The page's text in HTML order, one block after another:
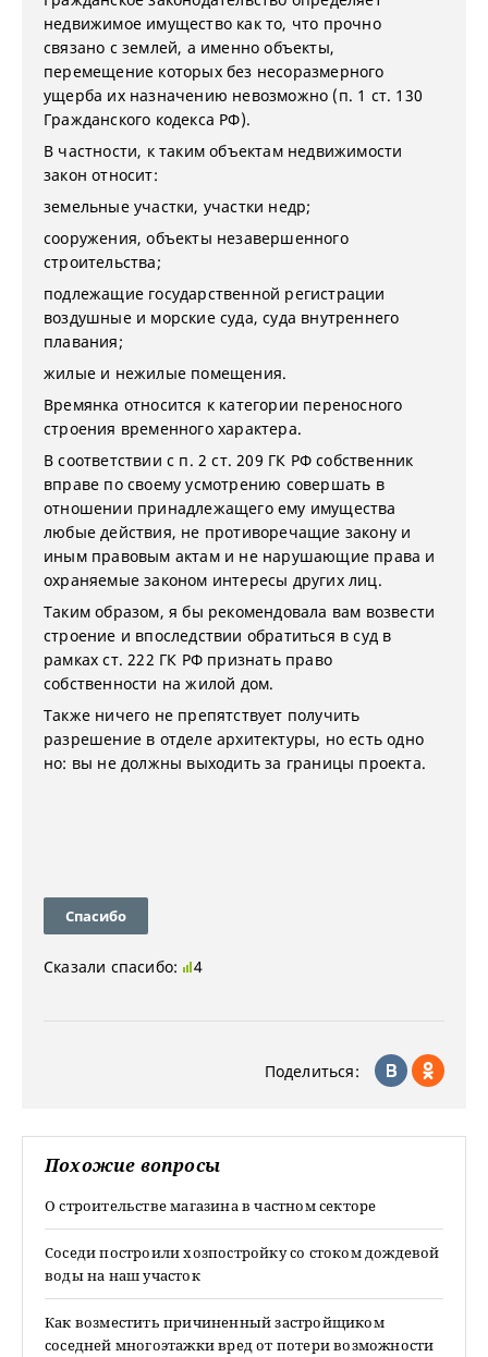
недвижимое имущество как то, что прочно
связано с землей, а именно объекты,
перемещение которых без несоразмерного
ущерба их назначению невозможно (п. 1 ст. 130
Гражданского кодекса РФ).
В частности, к таким объектам недвижимости
закон относит:
земельные участки, участки недр;
сооружения, объекты незавершенного
строительства;
подлежащие государственной регистрации
воздушные и морские суда, суда внутреннего
плавания;
жилые и нежилые помещения.
Времянка относится к категории переносного
строения временного характера.
В соответствии с п. 2 ст. 209 ГК РФ собственник
вправе по своему усмотрению совершать в
отношении принадлежащего ему имущества
любые действия, не противоречащие закону и
иным правовым актам и не нарушающие права и
охраняемые законом интересы других лиц.
Таким образом, я бы рекомендовала вам возвести
строение и впоследствии обратиться в суд в
рамках ст. 222 ГК РФ признать право
собственности на жилой дом.
Также ничего не препятствует получить
разрешение в отделе архитектуры, но есть одно
но: вы не должны выходить за границы проекта.
Спасибо
Сказали спасибо: 4
Поделиться:
Похожие вопросы
О строительстве магазина в частном секторе
Соседи построили хозпостройку со стоком дождевой
воды на наш участок
Как возместить причиненный застройщиком
соседней многоэтажки вред от потери возможности